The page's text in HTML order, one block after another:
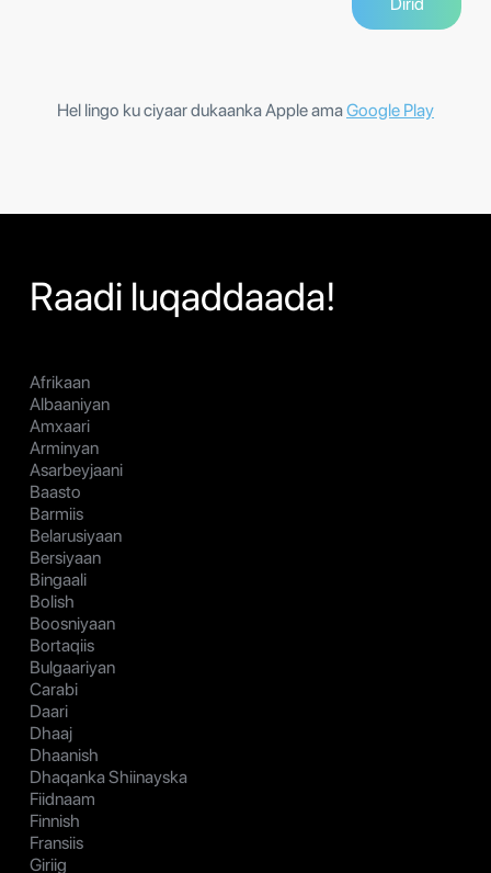
Hel lingo ku ciyaar dukaanka Apple amaGoogle Play
Raadi luqaddaada!
Afrikaan
Albaaniyan
Amxaari
Arminyan
Asarbeyjaani
Baasto
Barmiis
Belarusiyaan
Bersiyaan
Bingaali
Bolish
Boosniyaan
Bortaqiis
Bulgaariyan
Carabi
Daari
Dhaaj
Dhaanish
Dhaqanka Shiinayska
Fiidnaam
Finnish
Fransiis
Giriig